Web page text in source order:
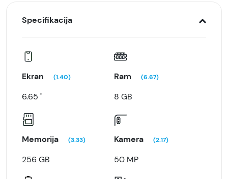
Specifikacija
Ekran (1.40)
6.65 "
Ram (6.67)
8 GB
Memorija (3.33)
256 GB
Kamera (2.17)
50 MP